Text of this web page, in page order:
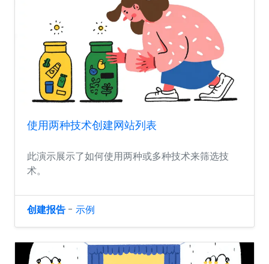
使用两种技术创建网站列表
此演示展示了如何使用两种或多种技术来筛选技
术。
创建报告 - 示例